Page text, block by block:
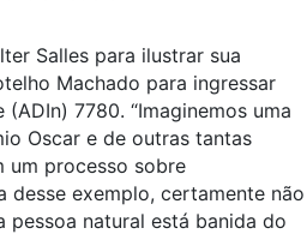
Salles para ilustrar sua
Machado para ingressar
7780. “Imaginemos uma
Oscar e de outras tantas
um processo sobre
exemplo, certamente não
pessoa natural está banida do